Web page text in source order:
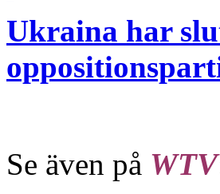
Ukraina har
Se även på WTV